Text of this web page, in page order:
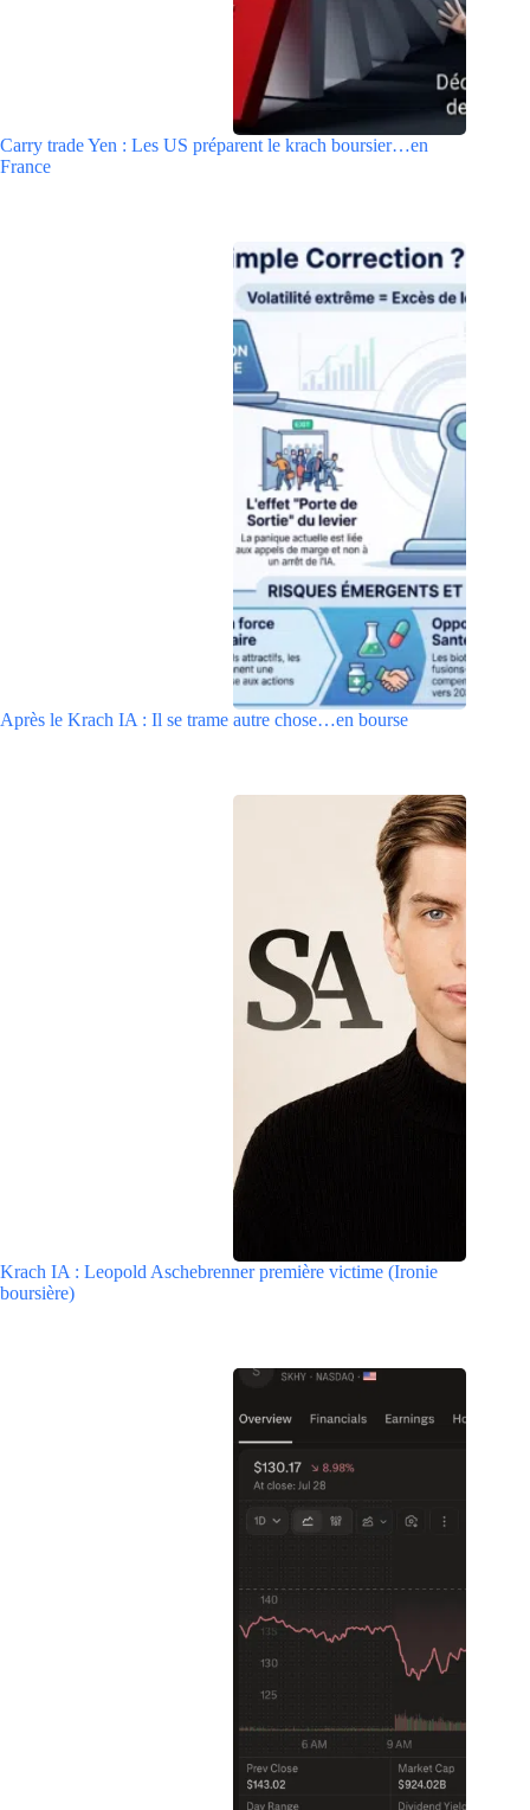
Carry trade Yen : Les US préparent le krach boursier…en
France
Après le Krach IA : Il se trame autre chose…en bourse
Krach IA : Leopold Aschebrenner première victime (Ironie
boursière)